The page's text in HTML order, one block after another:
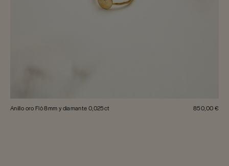
Anillo oro Flô 8mm y diamante 0,025ct 850,00 €